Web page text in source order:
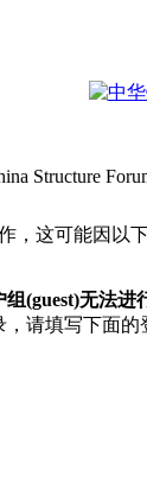
Structure
，这可能因以
(guest)无法进
请填写下面的